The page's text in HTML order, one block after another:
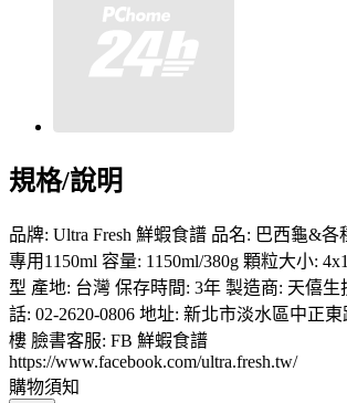
規格/說明
品牌: Ultra Fresh 鮮蝦食譜 品名: 巴西龜&
專用1150ml 容量: 1150ml/380g 顆粒大小:
型 產地: 台灣 保存時間: 3年 製造商: 天僖
話: 02-2620-0806 地址: 新北市淡水區中正
樓 臉書客服: FB 鮮蝦食譜
https://www.facebook.com/ultra.fresh.tw/
購物須知